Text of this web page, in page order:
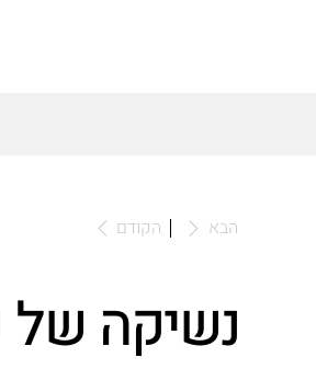
הקודם הבא
נשיקה של